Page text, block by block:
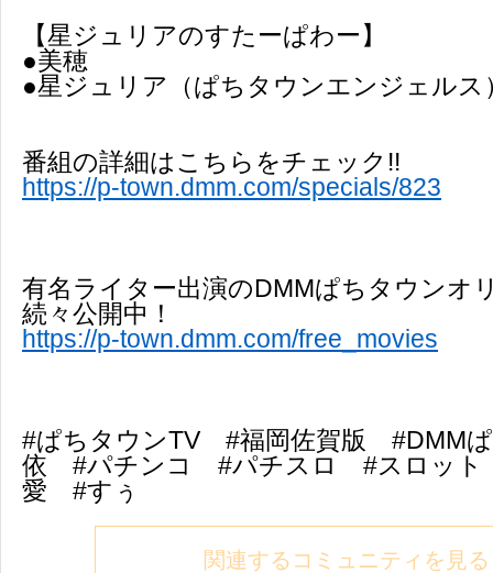
【星ジュリアのすたーぱわー】
●美穂
●星ジュリア（ぱちタウンエンジェルス
番組の詳細はこちらをチェック!!
https://p-town.dmm.com/specials/823
有名ライター出演のDMMぱちタウンオ
続々公開中！
https://p-town.dmm.com/free_movies
#ぱちタウンTV #福岡佐賀版 #DMM
依 #パチンコ #パチスロ #スロッ
愛 #すぅ
関連するコミュニティを見る